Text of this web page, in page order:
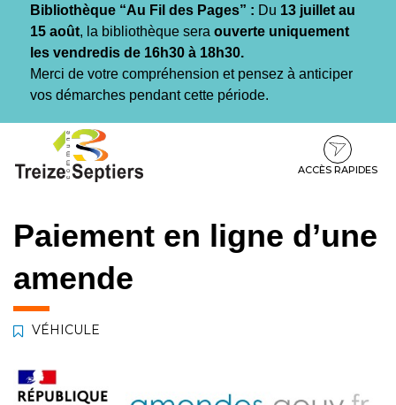
Bibliothèque “Au Fil des Pages” : Du 13 juillet au
15 août, la bibliothèque sera ouverte uniquement
les vendredis de 16h30 à 18h30.
Merci de votre compréhension et pensez à anticiper
vos démarches pendant cette période.
contenu
pied
ACCÈS RAPIDES
Paiement en ligne d’une
amende
VÉHICULE